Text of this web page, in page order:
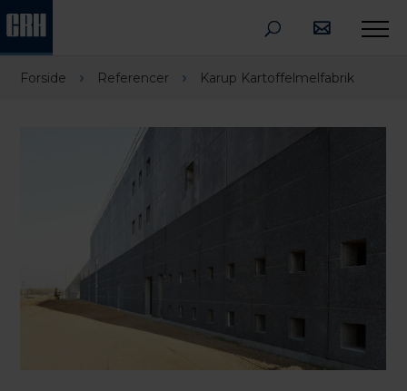
Forside › Referencer › Karup Kartoffelmelfabrik